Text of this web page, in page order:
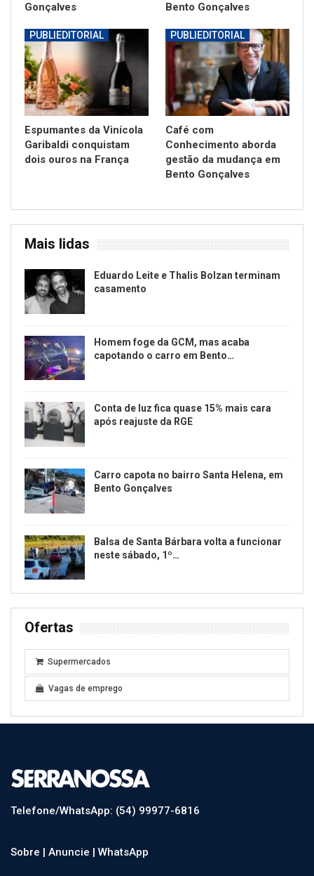
Gonçalves
Bento Gonçalves
PUBLIEDITORIAL
Espumantes da Vinícola
Garibaldi conquistam
dois ouros na França
PUBLIEDITORIAL
Café com
Conhecimento aborda
gestão da mudança em
Bento Gonçalves
Mais lidas
Eduardo Leite e Thalis Bolzan terminam
casamento
Homem foge da GCM, mas acaba
capotando o carro em Bento…
Conta de luz fica quase 15% mais cara
após reajuste da RGE
Carro capota no bairro Santa Helena, em
Bento Gonçalves
Balsa de Santa Bárbara volta a funcionar
neste sábado, 1º…
Ofertas
Supermercados
Vagas de emprego
Telefone/WhatsApp: (54) 99977-6816
Sobre | Anuncie | WhatsApp